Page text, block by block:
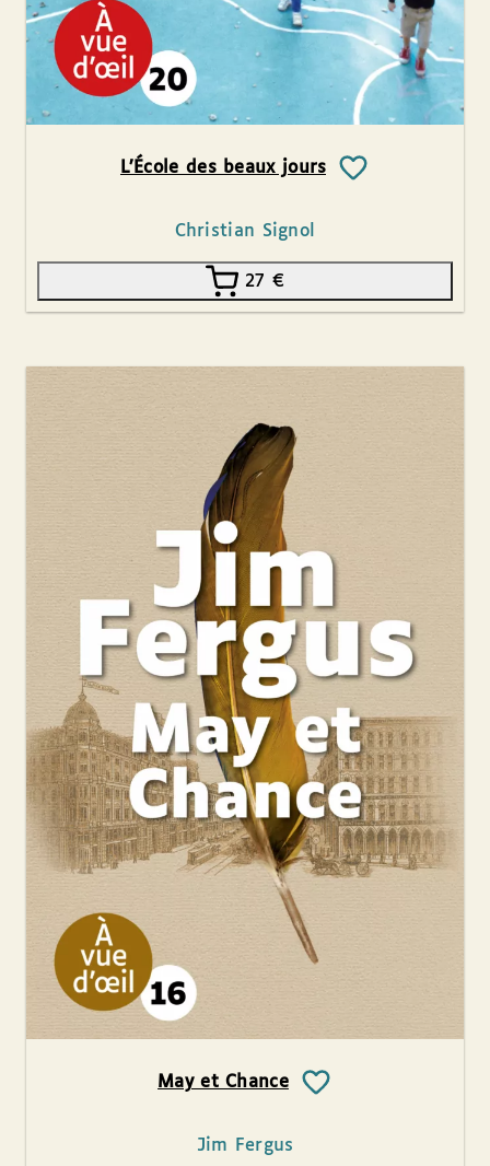
L’École des beaux jours
Christian Signol
27 €
May et Chance
Jim Fergus